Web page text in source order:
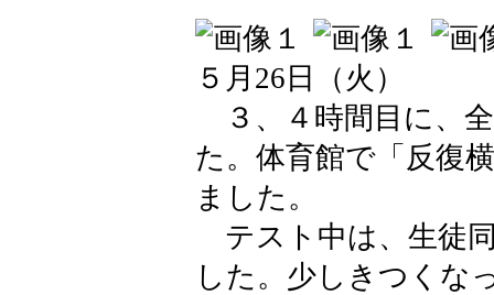
５月26日（火）
３、４時間目に、
た。体育館で「反復
ました。
テスト中は、生徒
した。少しきつくな